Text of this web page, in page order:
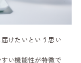
けたいという思い
い機能性が特徴で